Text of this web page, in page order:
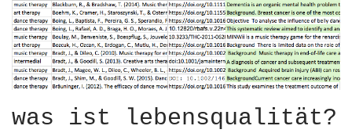
was ist lebensqualität?